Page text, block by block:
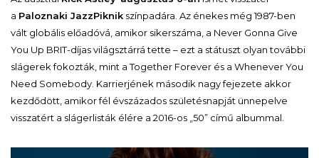
a Paloznaki JazzPiknik színpadára. Az énekes még 1987-ben
vált globális előadóvá, amikor sikerszáma, a Never Gonna Give
You Up BRIT-díjas világsztárrá tette – ezt a státuszt olyan további
slágerek fokozták, mint aTogether Forever és a Whenever You
Need Somebody . Karrierjének második nagy fejezete akkor
kezdődött, amikor fél évszázados születésnapját ünnepelve
visszatért a slágerlisták élére a 2016-os „50” című albummal.